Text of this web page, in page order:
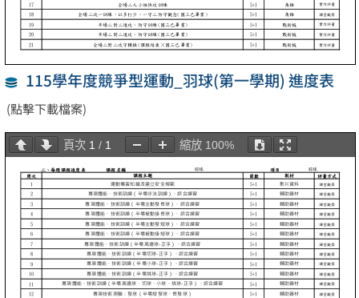
115學年度競爭型運動_羽球(第一學期) 進度表
(點擊下載檔案)
頁次 1 / 1 縮放 100%